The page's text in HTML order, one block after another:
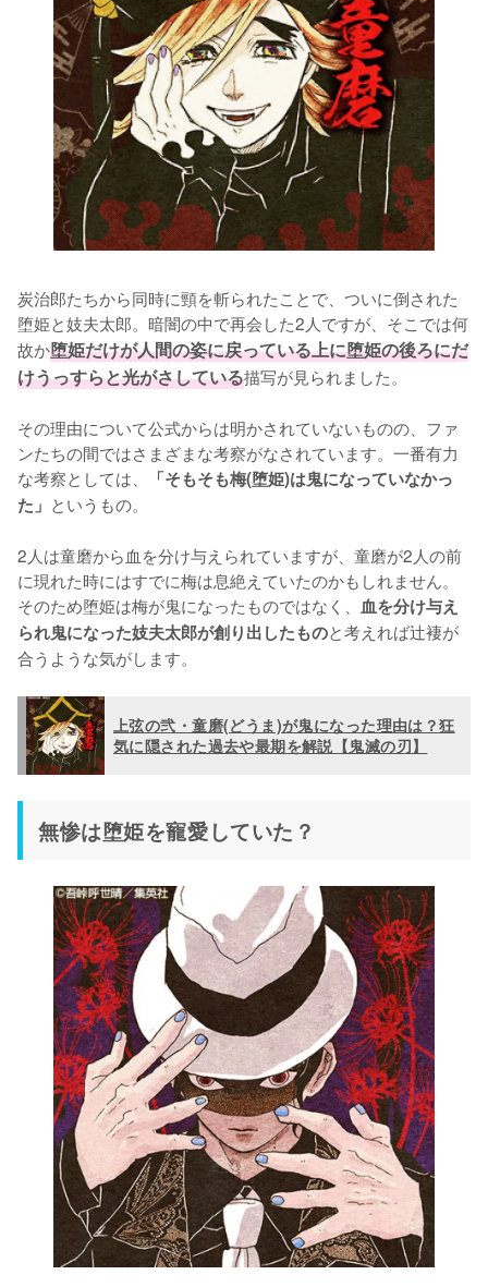
炭治郎たちから同時に頸を斬られたことで、ついに倒された
堕姫と妓夫太郎。暗闇の中で再会した2人ですが、そこでは何
故か堕姫だけが人間の姿に戻っている上に堕姫の後ろにだ
けうっすらと光がさしている描写が見られました。
その理由について公式からは明かされていないものの、ファ
ンたちの間ではさまざまな考察がなされています。一番有力
な考察としては、
「そもそも梅(堕姫)は鬼になっていなかっ
た」 というもの。
2人は童磨から血を分け与えられていますが、童磨が2人の前
に現れた時にはすでに梅は息絶えていたのかもしれません。
そのため堕姫は梅が鬼になったものではなく、 血を分け与え
られ鬼になった妓夫太郎が創り出したものと考えれば辻褄が
合うような気がします。
上弦の弐・童磨(どうま)が鬼になった理由は？狂
気に隠された過去や最期を解説【鬼滅の刃】
無惨は堕姫を寵愛していた？